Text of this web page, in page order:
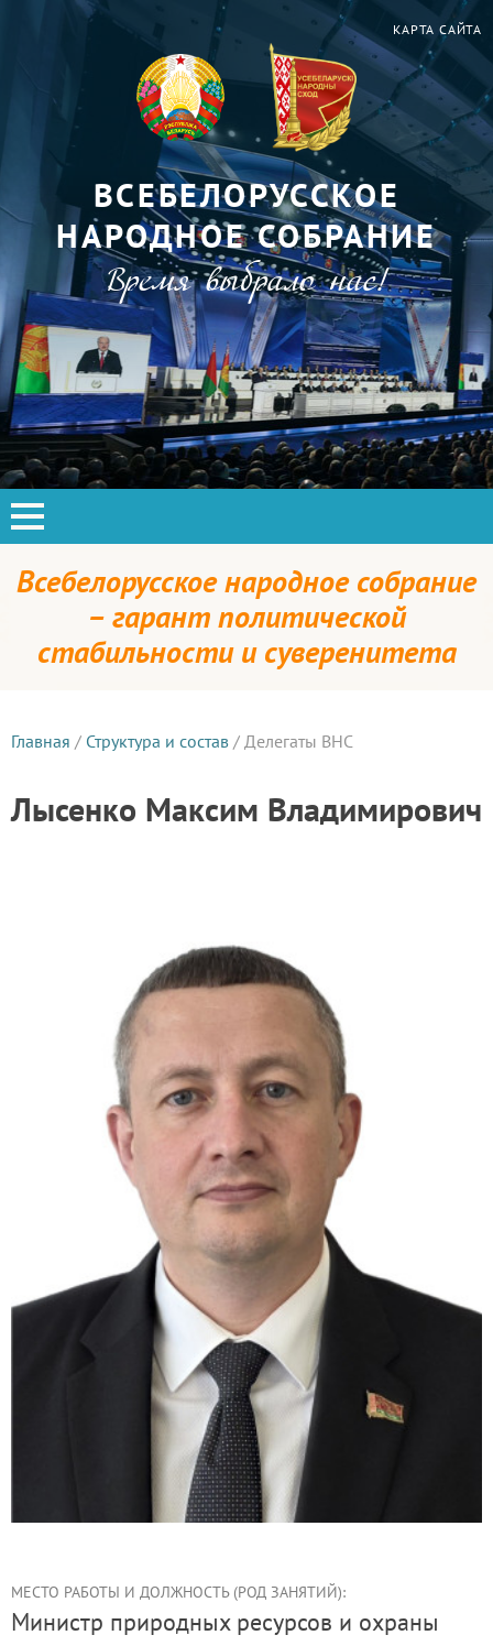
КАРТА САЙТА
ВСЕБЕЛОРУССКОЕ
НАРОДНОЕ СОБРАНИЕ
Время выбрало нас!
Всебелорусское народное собрание
– гарант политической
стабильности и суверенитета
Главная / Структура и состав / Делегаты ВНС
Лысенко Максим Владимирович
МЕСТО РАБОТЫ И ДОЛЖНОСТЬ (РОД ЗАНЯТИЙ):
Министр природных ресурсов и охраны